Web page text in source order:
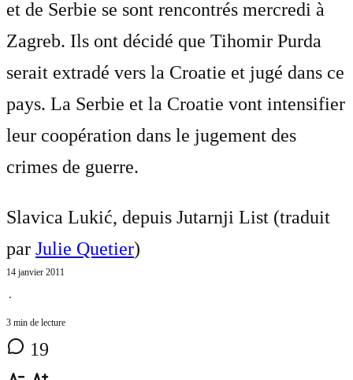
et de Serbie se sont rencontrés mercredi à
Zagreb. Ils ont décidé que Tihomir Purda
serait extradé vers la Croatie et jugé dans ce
pays. La Serbie et la Croatie vont intensifier
leur coopération dans le jugement des
crimes de guerre.
Slavica Lukić, depuis Jutarnji List (traduit
par Julie Quetier)
14 janvier 2011
⋅
3 min de lecture
19